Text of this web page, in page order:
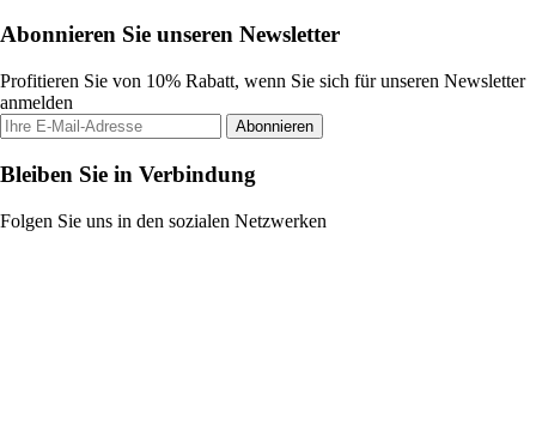
Abonnieren Sie unseren Newsletter
Profitieren Sie von 10% Rabatt, wenn Sie sich für unseren Newsletter
anmelden
Abonnieren
Bleiben Sie in Verbindung
Folgen Sie uns in den sozialen Netzwerken